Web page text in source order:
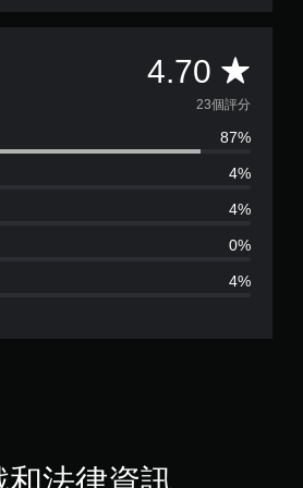
4.70 平
均
評
分
7
23個評分
87%
4%
4%
0%
4%